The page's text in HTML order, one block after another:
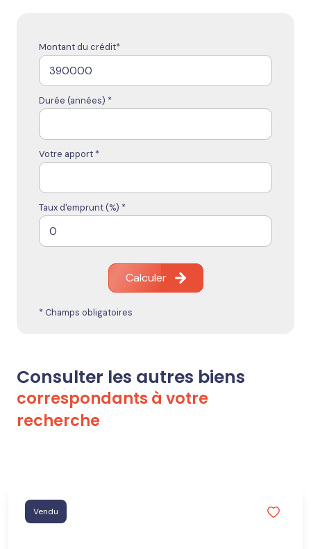
Montant du crédit*
Durée (années) *
Votre apport *
Taux d'emprunt (%) *
Calculer
* Champs obligatoires
Consulter les autres biens
correspondants à votre
recherche
Vendu